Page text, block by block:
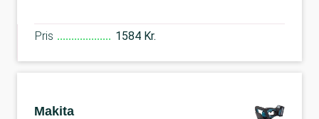
Pris 1584 Kr.
Makita